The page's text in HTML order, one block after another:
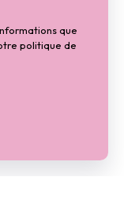
que
politique de